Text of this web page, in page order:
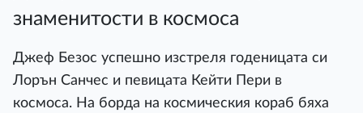
знаменитости в космоса
Джеф Безос успешно изстреля годеницата си
Лорън Санчес и певицата Кейти Пери в
космоса. На борда на космическия кораб бяха